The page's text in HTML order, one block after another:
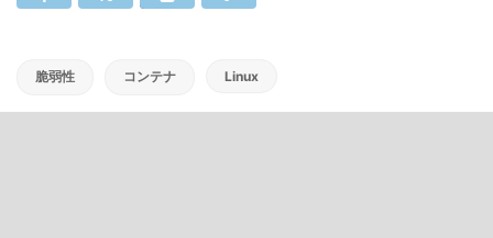
脆弱性 コンテナ Linux